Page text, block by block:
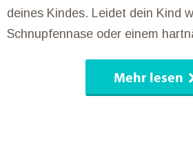
deines Kindes. Leidet dein Kind
Schnupfennase oder einem
Mehr lesen